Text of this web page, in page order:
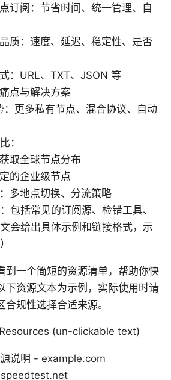
订阅：节省时间、统一管理、自
质：速度、延迟、稳定性、是否
：URL、TXT、JSON 等
点与解决方案
更多私有节点、混合协议、自动
：
取全球节点分布
的企业级节点
多地点切换、分流策略
包括常见的订阅源、检错工具、
会给出具体示例和链接格式，示
到一个简短的资源清单，帮助你快
下资源文本为示例，实际使用时请
规性选择合适来源。
(un-clickable text)
说明 - example.com